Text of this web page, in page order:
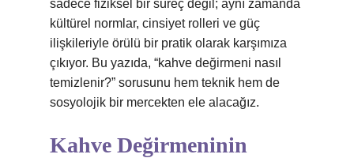
sadece fiziksel bir süreç değil; aynı zamanda
kültürel normlar, cinsiyet rolleri ve güç
ilişkileriyle örülü bir pratik olarak karşımıza
çıkıyor. Bu yazıda, “kahve değirmeni nasıl
temizlenir?” sorusunu hem teknik hem de
sosyolojik bir mercekten ele alacağız.
Kahve Değirmeninin